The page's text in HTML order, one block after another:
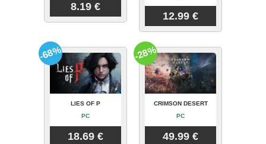
8.19 €
12.99 €
LIES OF P
PC
18.69 €
-68%
CRIMSON DESERT
PC
49.99 €
-28%